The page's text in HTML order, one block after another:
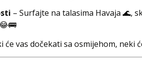
– Surfajte na talasima Havaja 🌊,
će vas dočekati sa osmijehom, neki